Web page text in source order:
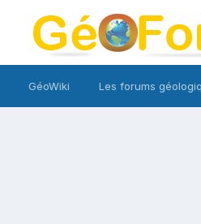
GéoWiki Les forums